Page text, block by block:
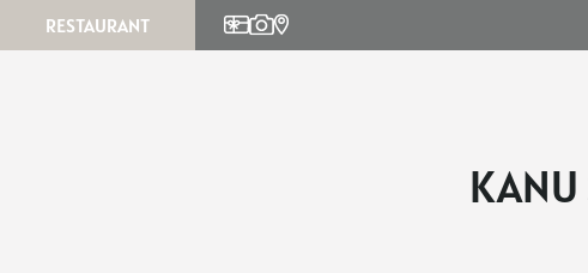
RESTAURANT
KANU